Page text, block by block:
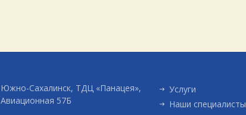
Южно-Сахалинск, ТДЦ «Панацея»,
Авиационная 57Б
Услуги
Наши специалисты